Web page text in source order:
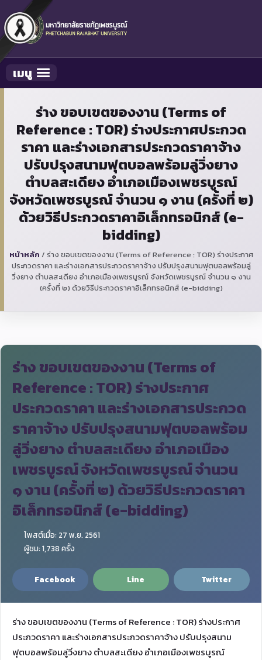
Toggle navigation
เมนู
ร่าง ขอบเขตของงาน (Terms of
Reference : TOR) ร่างประกาศประกวด
ราคา และร่างเอกสารประกวดราคาจ้าง
ปรับปรุงสนามฟุตบอลพร้อมลู่วิ่งยาง
ตำบลสะเดียง อำเภอเมืองเพชรบูรณ์
จังหวัดเพชรบูรณ์ จำนวน ๑ งาน (ครั้งที่ ๒)
ด้วยวิธีประกวดราคาอิเล็กทรอนิกส์ (e-
bidding)
หน้าหลัก / ร่าง ขอบเขตของงาน (Terms of Reference : TOR) ร่างประกาศ
ประกวดราคา และร่างเอกสารประกวดราคาจ้าง ปรับปรุงสนามฟุตบอลพร้อมลู่
วิ่งยาง ตำบลสะเดียง อำเภอเมืองเพชรบูรณ์ จังหวัดเพชรบูรณ์ จำนวน ๑ งาน
(ครั้งที่ ๒) ด้วยวิธีประกวดราคาอิเล็กทรอนิกส์ (e-bidding)
ร่าง ขอบเขตของงาน (Terms of
Reference : TOR) ร่างประกาศ
ประกวดราคา และร่างเอกสารประกวด
ราคาจ้าง ปรับปรุงสนามฟุตบอลพร้อม
ลู่วิ่งยาง ตำบลสะเดียง อำเภอเมือง
เพชรบูรณ์ จังหวัดเพชรบูรณ์ จำนวน
๑ งาน (ครั้งที่ ๒) ด้วยวิธีประกวดราคา
อิเล็กทรอนิกส์ (e-bidding)
โพสต์เมื่อ: 27 พ.ย. 2561
ผู้ชม: 1,738 ครั้ง
Facebook Line Twitter
ร่าง ขอบเขตของงาน (Terms of Reference : TOR) ร่างประกาศ
ประกวดราคา และร่างเอกสารประกวดราคาจ้าง ปรับปรุงสนาม
ฟุตบอลพร้อมลู่วิ่งยาง ตำบลสะเดียง อำเภอเมืองเพชรบูรณ์